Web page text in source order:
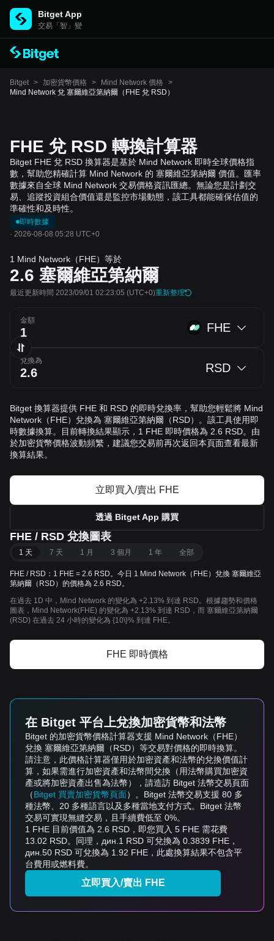
Bitget App
交易「智」變
Bitget > 加密貨幣價格 > Mind Network 價格
>
Mind Network 兌 塞爾維亞第納爾（FHE 兌 RSD）
FHE 兌 RSD 轉換計算器
Bitget FHE 兌 RSD 換算器是基於 Mind Network 即時全球價格指
數，幫助您精確計算 Mind Network 的 塞爾維亞第納爾 價值。匯率
數據來自全球 Mind Network 交易價格資訊匯總。無論您是計劃交
易、追蹤投資組合價值還是監控市場動態，該工具都能確保估值的
準確性和及時性。
即時數據
· 2026-08-08 05:28 UTC+0
1 Mind Network（FHE）等於
2.6 塞爾維亞第納爾
最近更新時間 2023/09/01 02:23:05 (UTC+0)重新整理
金額
FHE
兌換為
RSD
Bitget 換算器提供 FHE 和 RSD 的即時兌換率，幫助您輕鬆將 Mind
Network（FHE）兌換為 塞爾維亞第納爾（RSD）。該工具使用即
時數據換算。目前轉換結果顯示，1 FHE 即時價格為 2.6 RSD。由
於加密貨幣價格波動頻繁，建議您交易前再次返回本頁面查看最新
換算結果。
立即買入/賣出 FHE
透過 Bitget App 購買
FHE / RSD 兌換圖表
1 天 7 天 1 月 3 個月 1 年 全部
FHE / RSD：1 FHE = 2.6 RSD。今日 1 Mind Network（FHE）兌換 塞爾維亞
第納爾（RSD）的價格為 2.6 RSD。
在過去 1D 中，Mind Network 的變化為 +2.13% 到達 RSD。根據趨勢和價格
圖表，Mind Network(FHE) 的變化為 +2.13% 到達 RSD，而 塞爾維亞第納爾
(RSD) 在過去 24 小時的變化為 {10\}% 到達 FHE。
FHE 即時價格
在 Bitget 平台上兌換加密貨幣和法幣
Bitget 的加密貨幣價格計算器支援 Mind Network（FHE）
兌換 塞爾維亞第納爾（RSD）等交易對價格的即時換算。
請注意，此價格計算器僅用於加密資產和法幣的兌換價值計
算，如果需進行加密資產和法幣間兌換（用法幣購買加密資
產或將加密資產出售為法幣），請造訪 Bitget 法幣交易頁面
（Bitget 買賣加密貨幣頁面）。Bitget 法幣交易支援 80 多
種法幣、20 多種語言以及多種當地支付方式。Bitget 法幣
交易可實現無縫交易，且手續費低至 0%。
1 FHE 目前價值為 2.6 RSD，即您買入 5 FHE 需花費
13.02 RSD。同理，дин.1 RSD 可兌換為 0.3839 FHE，
дин.50 RSD 可兌換為 1.92 FHE，此處換算結果不包含平
台費用或燃料費。
立即買入/賣出 FHE